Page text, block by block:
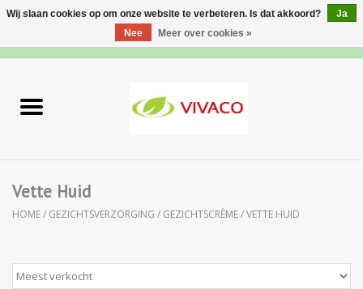
Lichaamsverzorging
Specialiteiten
Vette Huid
HOME/ GEZICHTSVERZORGING / GEZICHTSCRÈME/VETTE HUID
Wij slaan cookies op om onze website te verbeteren. Is dat akkoord?
Ja
Nee
Meer over cookies »